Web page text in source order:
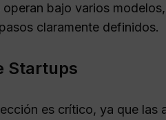
operan bajo varios
claramente definidos.
Startups
es crítico, ya que